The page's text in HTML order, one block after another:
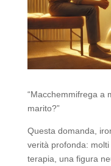
“Macchemmifrega a
marito?”
Questa domanda,
verità profonda:
terapia, una figura